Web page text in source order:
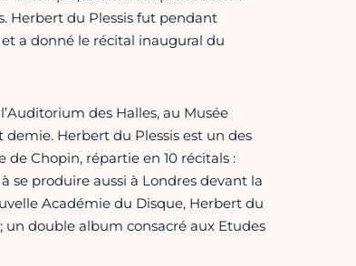
Herbert du Plessis fut pendant
a donné le récital inaugural du
des Halles, au Musée
demie. Herbert du Plessis est un des
Chopin, répartie en 10 récitals :
se produire aussi à Londres devant la
Académie du Disque, Herbert du
un double album consacré aux Etudes